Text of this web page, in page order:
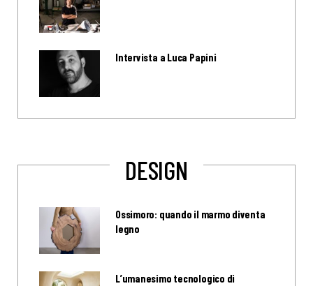
Intervista a Luca Papini
DESIGN
Ossimoro: quando il marmo diventa
legno
L’umanesimo tecnologico di